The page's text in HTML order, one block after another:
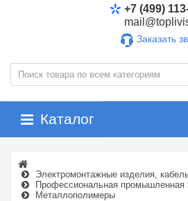
+7 (499)
Заказать
Каталог
Электромонтажные изделия,
Профессиональная промышленная
Металлополимеры